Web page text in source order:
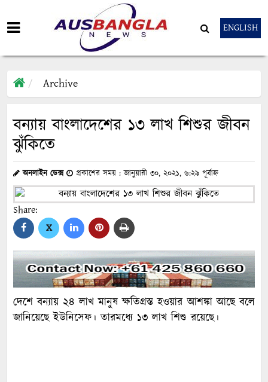
ENGLISH
Archive
বন্যায় বাংলাদেশের ১৩ লাখ শিশুর জীবন
ঝুঁকিতে
অনলাইন ডেক্স প্রকাশের সময় : জানুয়ারী ৩০, ২০২১, ৬:২৯ পূর্বাহ্ন
Share:
X
দেশে বন্যায় ২৪ লাখ মানুষ ক্ষতিগ্রস্ত হওয়ার আশঙ্কা আছে বলে
জানিয়েছে ইউনিসেফ। তারমধ্যে ১৩ লাখ শিশু রয়েছে।